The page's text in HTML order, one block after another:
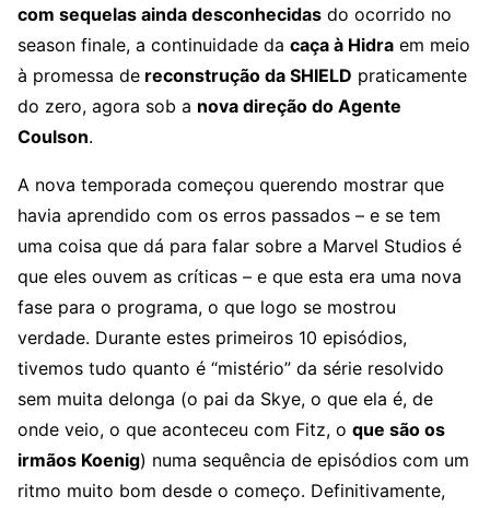
com sequelas ainda desconhecidas do ocorrido no
season finale, a continuidade da caça à Hidra em meio
à promessa de reconstrução da SHIELD praticamente
do zero, agora sob a nova direção do Agente
Coulson.
A nova temporada começou querendo mostrar que
havia aprendido com os erros passados – e se tem
uma coisa que dá para falar sobre a Marvel Studios é
que eles ouvem as críticas – e que esta era uma nova
fase para o programa, o que logo se mostrou
verdade. Durante estes primeiros 10 episódios,
tivemos tudo quanto é “mistério” da série resolvido
sem muita delonga (o pai da Skye, o que ela é, de
onde veio, o que aconteceu com Fitz, o que são os
irmãos Koenig) numa sequência de episódios com um
ritmo muito bom desde o começo. Definitivamente,